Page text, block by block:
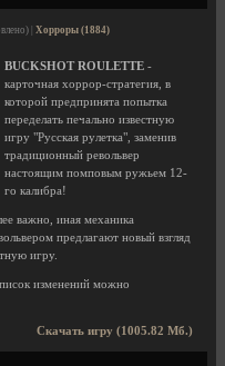
| Хорроры (1884)
BUCKSHOT ROULETTE -
карточная хоррор-стратегия, в
которой предпринята попытка
переделать печально известную
игру "Русская рулетка", заменив
традиционный револьвер
настоящим помповым ружьем 12-
го калибра!
важно, иная механика
предлагают новый взгляд
игру.
изменений можно
Скачать игру (1005.82 Мб.)